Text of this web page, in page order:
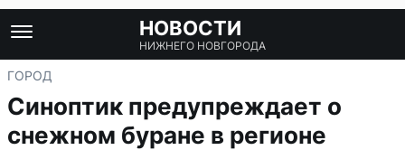
НОВОСТИ
НИЖНЕГО НОВГОРОДА
ГОРОД
Синоптик предупреждает о
снежном буране в регионе